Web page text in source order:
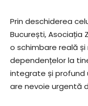
Prin deschiderea
București, Asociația
o schimbare reală
dependențelor la
integrate și profund
are nevoie urgentă